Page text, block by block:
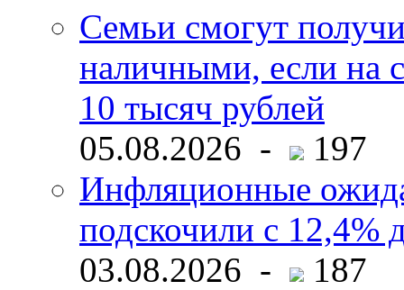
Семьи смогут
наличными, если на
10 тысяч рублей
05.08.2026 -
197
Инфляционные
подскочили с 12,4%
03.08.2026 -
187